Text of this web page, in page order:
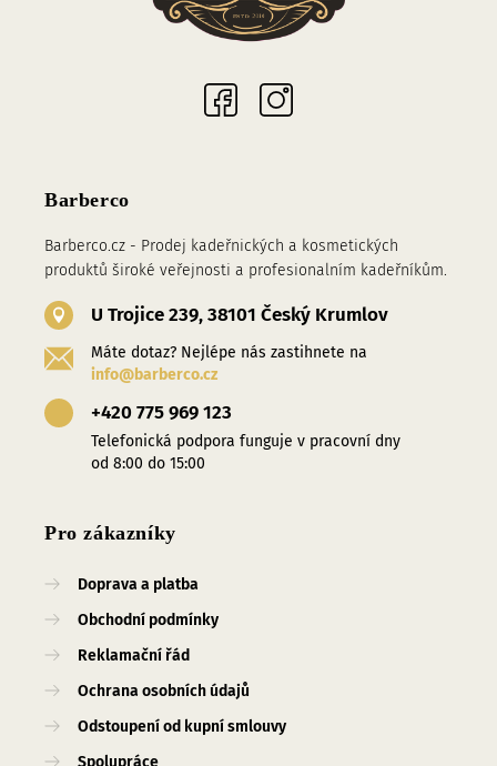
Barberco
Barberco.cz - Prodej kadeřnických a kosmetických
produktů široké veřejnosti a profesionalním kadeřníkům.
U Trojice 239, 38101 Český Krumlov
Máte dotaz? Nejlépe nás zastihnete na
info@barberco.cz
+420 775 969 123
Telefonická podpora funguje v pracovní dny
od 8:00 do 15:00
Pro zákazníky
Doprava a platba
Obchodní podmínky
Reklamační řád
Ochrana osobních údajů
Odstoupení od kupní smlouvy
Spolupráce